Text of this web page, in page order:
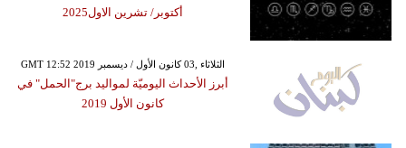
أكتوبر/ تشرين الاول2025
GMT 12:52 2019 الثلاثاء ,03 كانون الأول / ديسمبر
أبرز الأحداث اليوميّة لمواليد برج"الحمل" في
كانون الأول 2019